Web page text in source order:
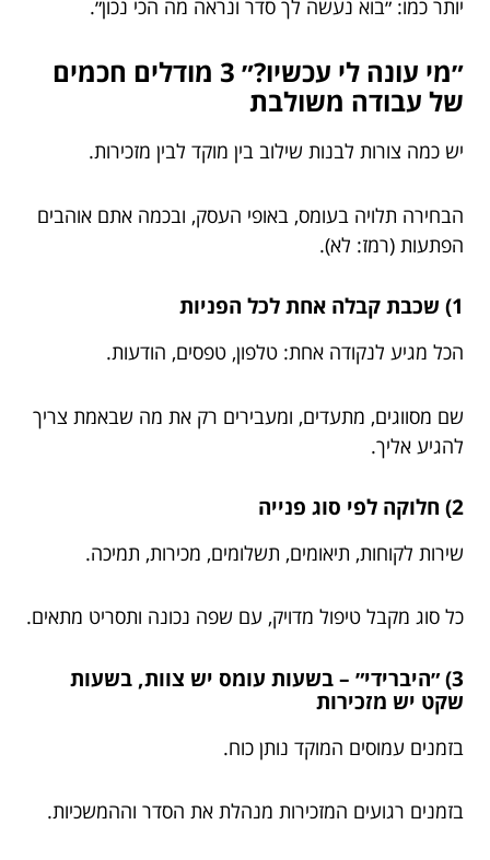
יותר כמו: ״בוא נעשה לך סדר ונראה מה הכי נכון״.
״מי עונה לי עכשיו?״ 3 מודלים חכמים
של עבודה משולבת
יש כמה צורות לבנות שילוב בין מוקד לבין מזכירות.
הבחירה תלויה בעומס, באופי העסק, ובכמה אתם אוהבים
הפתעות (רמז: לא).
1) שכבת קבלה אחת לכל הפניות
הכל מגיע לנקודה אחת: טלפון, טפסים, הודעות.
שם מסווגים, מתעדים, ומעבירים רק את מה שבאמת צריך
להגיע אליך.
2) חלוקה לפי סוג פנייה
שירות לקוחות, תיאומים, תשלומים, מכירות, תמיכה.
כל סוג מקבל טיפול מדויק, עם שפה נכונה ותסריט מתאים.
3) ״היברידי״ – בשעות עומס יש צוות, בשעות
שקט יש מזכירות
בזמנים עמוסים המוקד נותן כוח.
בזמנים רגועים המזכירות מנהלת את הסדר וההמשכיות.